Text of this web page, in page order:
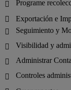

Programe

Exportación e

Seguimiento y

Visibilidad y

Administrar

Controles